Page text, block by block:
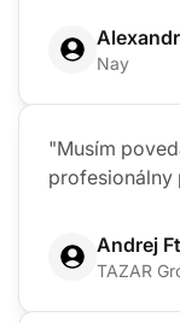
Nay
"Musím
profesionálny
Andrej
TAZAR